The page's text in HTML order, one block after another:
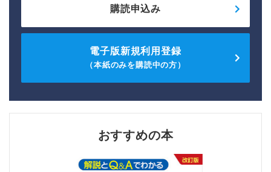
購読申込み
電子版新規利用登録
（本紙のみを購読中の方）
おすすめの本